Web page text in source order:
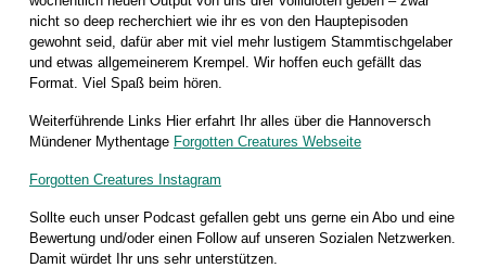
nicht so deep recherchiert wie ihr es von den Hauptepisoden
gewohnt seid, dafür aber mit viel mehr lustigem Stammtischgelaber
und etwas allgemeinerem Krempel. Wir hoffen euch gefällt das
Format. Viel Spaß beim hören.
Weiterführende Links Hier erfahrt Ihr alles über die Hannoversch
Mündener Mythentage Forgotten Creatures Webseite
Forgotten Creatures Instagram
Sollte euch unser Podcast gefallen gebt uns gerne ein Abo und eine
Bewertung und/oder einen Follow auf unseren Sozialen Netzwerken.
Damit würdet Ihr uns sehr unterstützen.